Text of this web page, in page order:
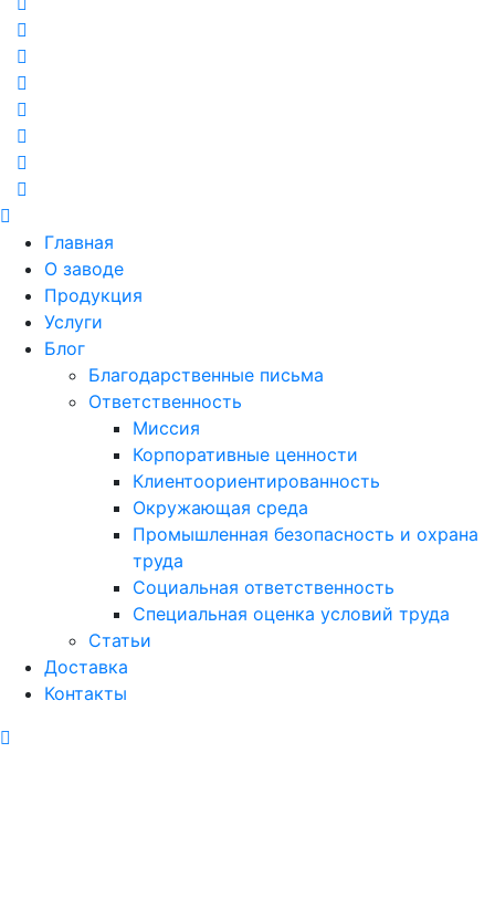
Главная
О заводе
Продукция
Услуги
Блог
Благодарственные письма
Ответственность
Миссия
Корпоративные ценности
Клиентоориентированность
Окружающая среда
Промышленная безопасность и охрана
труда
Социальная ответственность
Специальная оценка условий труда
Статьи
Доставка
Контакты